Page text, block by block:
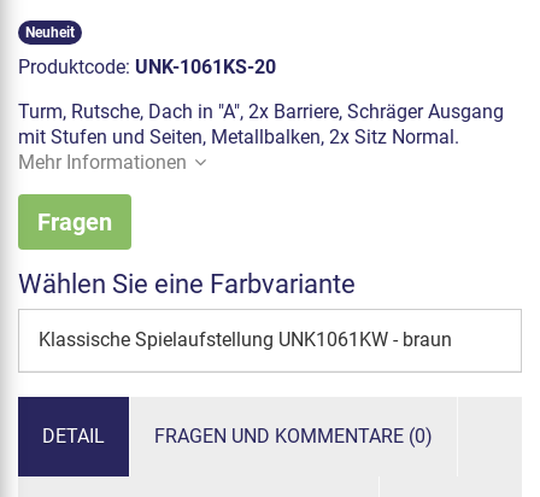
Neuheit
Produktcode: UNK-1061KS-20
Turm, Rutsche, Dach in "A", 2x Barriere, Schräger Ausgang
mit Stufen und Seiten, Metallbalken, 2x Sitz Normal.
Mehr Informationen
Fragen
Wählen Sie eine Farbvariante
Klassische Spielaufstellung UNK1061KW - braun
DETAIL FRAGEN UND KOMMENTARE (0)